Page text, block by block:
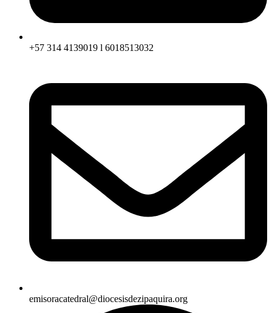
+57 314 4139019 l 6018513032
emisoracatedral@diocesisdezipaquira.org